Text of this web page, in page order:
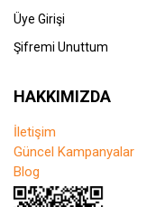
Üye Girişi
Şifremi Unuttum
HAKKIMIZDA
İletişim
Güncel Kampanyalar
Blog